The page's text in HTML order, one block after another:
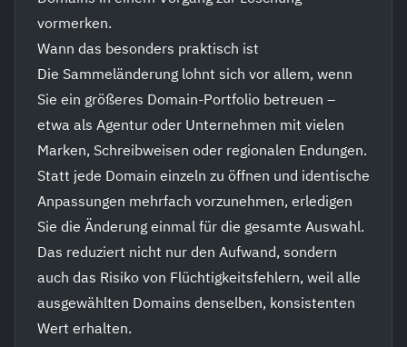
vormerken.
Wann das besonders praktisch ist
Die Sammeländerung lohnt sich vor allem, wenn
Sie ein größeres Domain-Portfolio betreuen –
etwa als Agentur oder Unternehmen mit vielen
Marken, Schreibweisen oder regionalen Endungen.
Statt jede Domain einzeln zu öffnen und identische
Anpassungen mehrfach vorzunehmen, erledigen
Sie die Änderung einmal für die gesamte Auswahl.
Das reduziert nicht nur den Aufwand, sondern
auch das Risiko von Flüchtigkeitsfehlern, weil alle
ausgewählten Domains denselben, konsistenten
Wert erhalten.